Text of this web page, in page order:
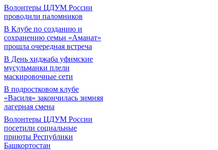
Волонтеры ЦДУМ России
проводили паломников
В Клубе по созданию и
сохранению семьи «Аманат»
прошла очередная встреча
В День хиджаба уфимские
мусульманки плели
маскировочные сети
В подростковом клубе
«Василя» закончилась зимняя
лагерная смена
Волонтеры ЦДУМ России
посетили социальные
приюты Республики
Башкортостан